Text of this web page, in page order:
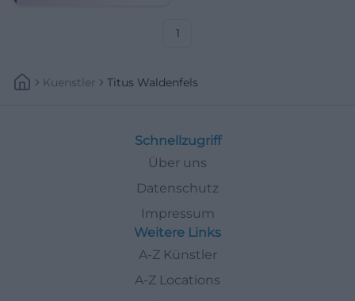
1
Kuenstler Titus Waldenfels
Schnellzugriff
Über uns
Datenschutz
Impressum
Weitere Links
A-Z Künstler
A-Z Locations